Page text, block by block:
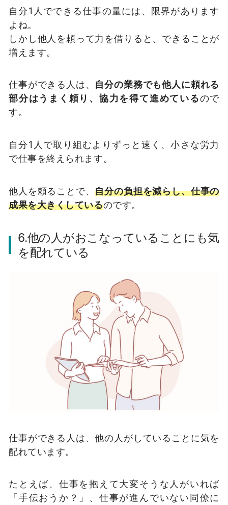
自分1人でできる仕事の量には、限界があります
よね。
しかし他人を頼って力を借りると、できることが
増えます。
仕事ができる人は、 自分の業務でも他人に頼れる
部分はうまく頼り、協力を得て進めているので
す。
自分1人で取り組むよりずっと速く、小さな労力
で仕事を終えられます。
他人を頼ることで、自分の負担を減らし、仕事の
成果を大きくしているのです。
6.他の人がおこなっていることにも気
を配れている
仕事ができる人は、他の人がしていることに気を
配れています。
たとえば、仕事を抱えて大変そうな人がいれば
「手伝おうか？」、仕事が進んでいない同僚に